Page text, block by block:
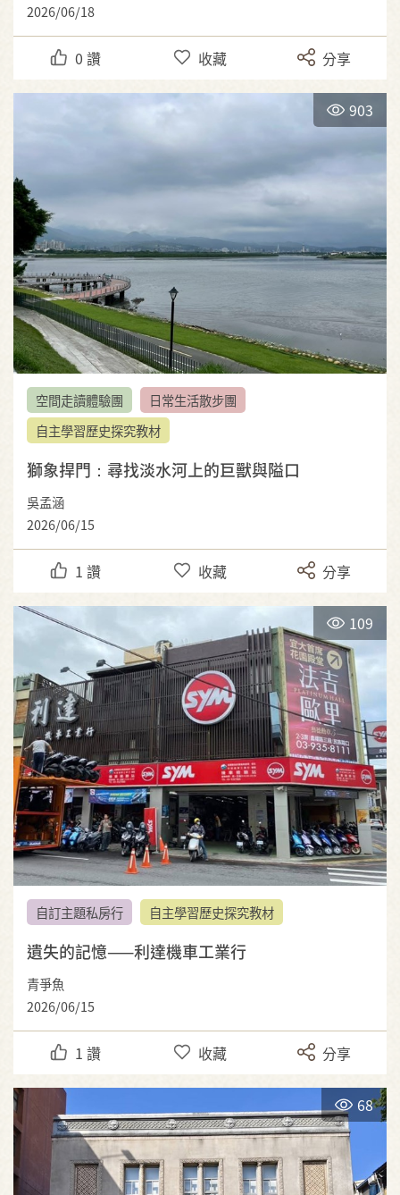
2026/06/18
0 讚 收藏 分享
903
空間走讀體驗團
日常生活散步團
自主學習歷史探究教材
獅象捍門：尋找淡水河上的巨獸與隘口
吳孟涵
2026/06/15
1 讚 收藏 分享
109
自訂主題私房行 自主學習歷史探究教材
遺失的記憶——利達機車工業行
青爭魚
2026/06/15
1 讚 收藏 分享
68